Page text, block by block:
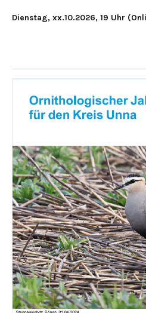
Dienstag, xx.10.2026, 19 Uhr